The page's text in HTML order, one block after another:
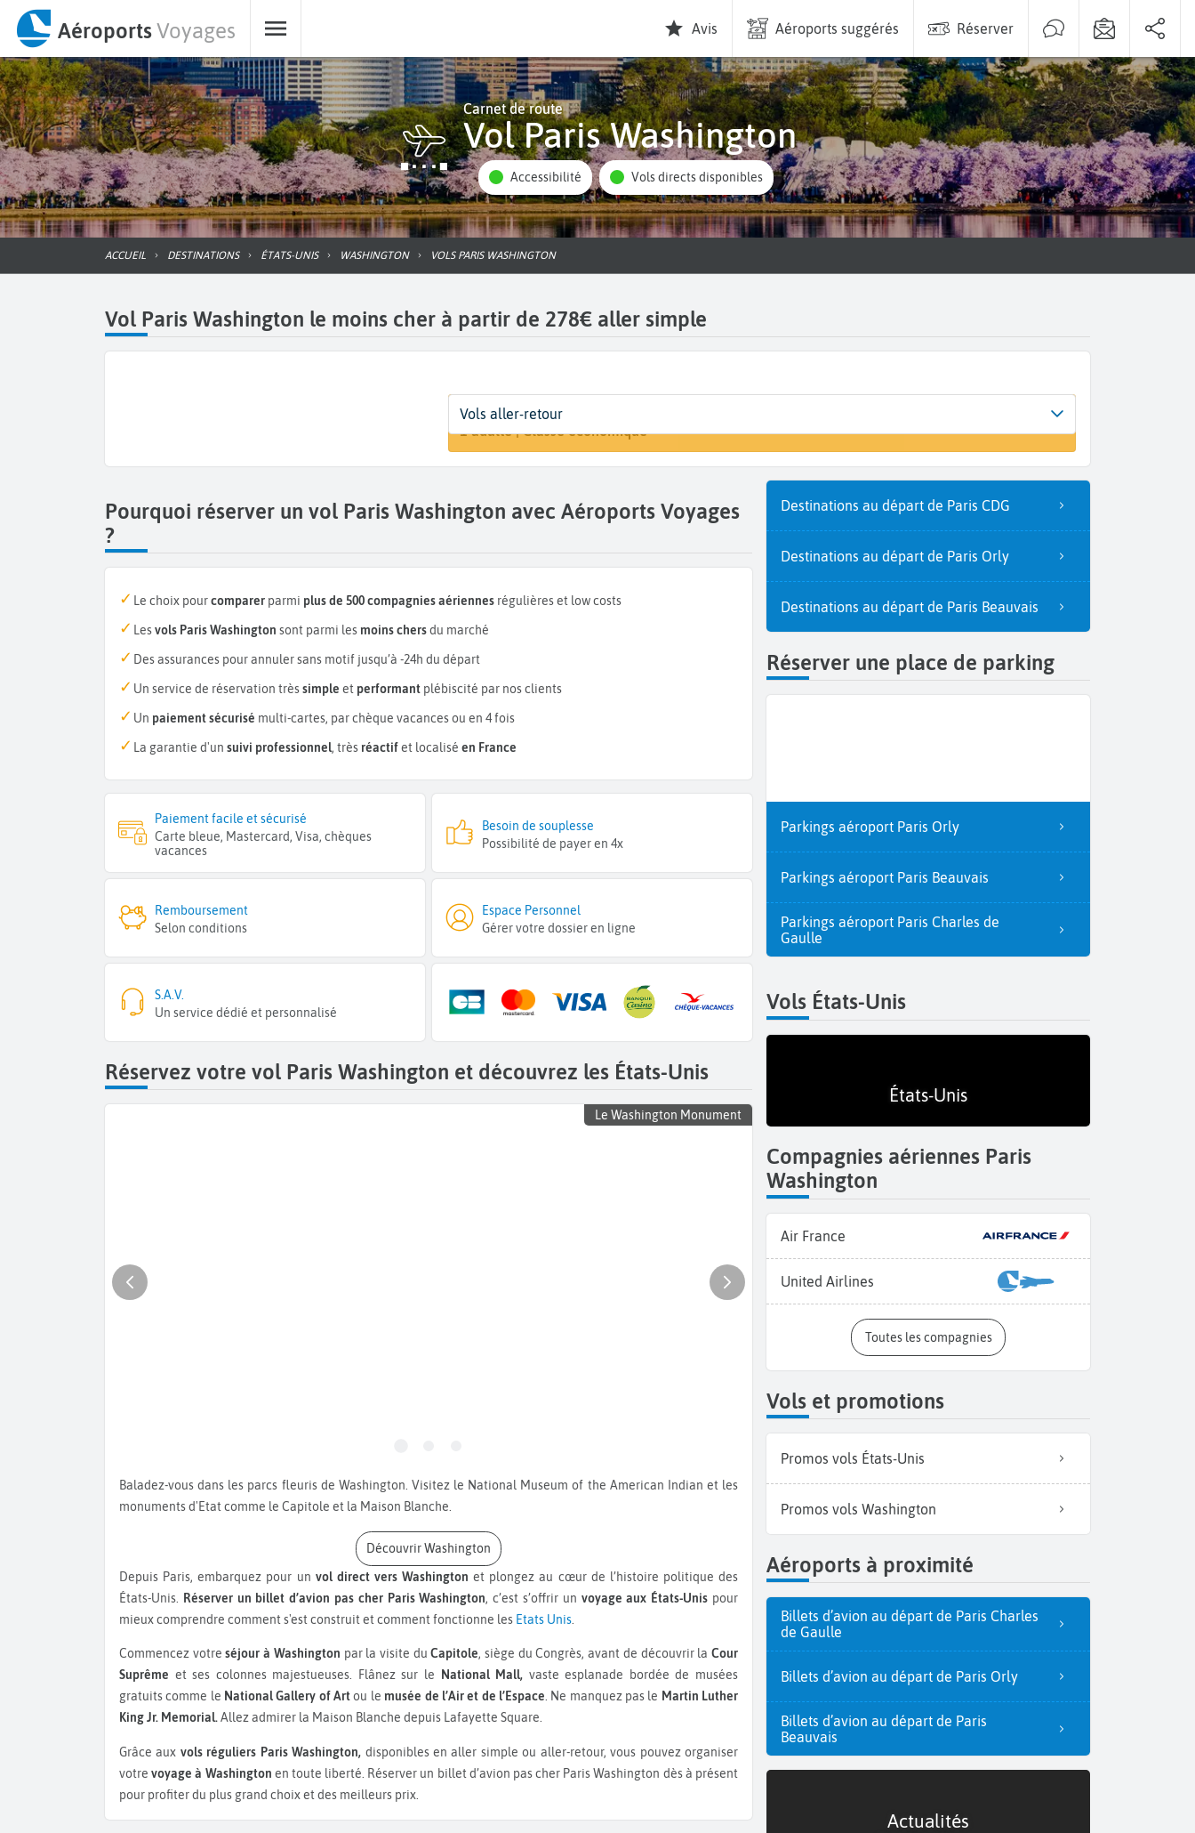
AéroportsVoyages Avis Aéroports suggérés Réserver
Carnet de route
Vol Paris Washington
Accessibilité Vols directs disponibles
ACCUEIL DESTINATIONS ÉTATS-UNIS WASHINGTON VOLS PARIS WASHINGTON
Vol Paris Washington le moins cher à partir de 278€ aller simple
Départ
Paris (PAR) Washington (WAS)
Dates
Dates de votre voyage
Voyageurs | Classe
1 adulte | Classe économique
Vols aller-retour
Pourquoi réserver un vol Paris Washington avec Aéroports Voyages
?
Le choix pourcomparer parmi plus de 500 compagnies aériennes régulières et low costs
Lesvols Paris Washington sont parmi les moins chersdu marché
Des assurances pour annuler sans motif jusqu’à -24h du départ
Un service de réservation trèssimple et performant plébiscité par nos clients
Un paiement sécurisé multi-cartes, par chèque vacances ou en 4 fois
La garantie d'un suivi professionnel, très réactifet localisé en France
Paiement facile et sécurisé
Carte bleue, Mastercard, Visa, chèques
vacances
Besoin de souplesse
Possibilité de payer en 4x
Remboursement
Selon conditions
Espace Personnel
Gérer votre dossier en ligne
S.A.V.
Un service dédié et personnalisé
Réservez votre vol Paris Washington et découvrez les États-Unis
Le Washington Monument
Baladez-vous dans les parcs fleuris de Washington. Visitez le National Museum of the American Indian et les
monuments d'Etat comme le Capitole et la Maison Blanche.
Découvrir Washington
Depuis Paris, embarquez pour un vol direct vers Washington et plongez au cœur de l’histoire politique des
États-Unis.
Réserver un billet d’avion pas cher Paris Washington, c’est s’offrir un voyage aux États-Unis pour
mieux comprendre comment s'est construit et comment fonctionne les Etats Unis
Commencez votreséjour à Washington par la visite duCapitole, siège du Congrès, avant de découvrir laCour
Suprême et ses colonnes majestueuses. Flânez sur le National Mall, vaste esplanade bordée de musées
gratuits comme le National Gallery of Artou le musée de l’Air et de l’Espace. Ne manquez pas le Martin Luther
King Jr. Memorial.Allez admirer la Maison Blanche depuis Lafayette Square.
Grâce aux vols réguliers Paris Washington, disponibles en aller simple ou aller-retour, vous pouvez organiser
votrevoyage à Washington en toute liberté. Réserver un billet d’avion pas cher Paris Washington dès à présent
pour profiter du plus grand choix et des meilleurs prix.
Destinations au départ de Paris CDG
Destinations au départ de Paris Orly
Destinations au départ de Paris Beauvais
Réserver une place de parking
Parkings aéroport Paris Orly
Parkings aéroport Paris Beauvais
Parkings aéroport Paris Charles de
Gaulle
Vols États-Unis
États-Unis
Compagnies aériennes Paris
Washington
Air France
United Airlines
Toutes les compagnies
Vols et promotions
Promos vols États-Unis
Promos vols Washington
Aéroports à proximité
Billets d’avion au départ de Paris Charles
de Gaulle
Billets d’avion au départ de Paris Orly
Billets d’avion au départ de Paris
Beauvais
Actualités